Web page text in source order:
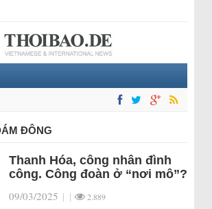
ĐÔNG
Thanh Hóa, công nhân đình
công. Công đoàn ở “nơi mô”?
09/03/2025 | | 2.889